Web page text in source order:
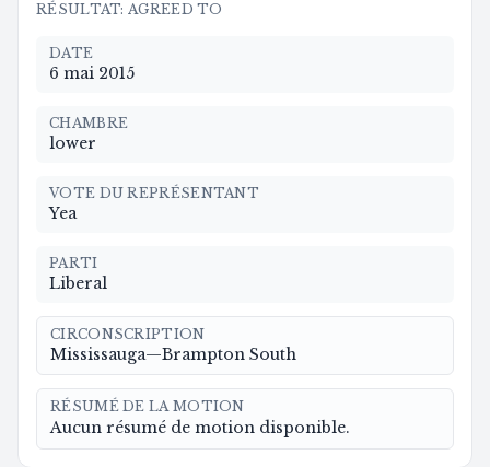
RÉSULTAT: AGREED TO
DATE
6 mai 2015
CHAMBRE
lower
VOTE DU REPRÉSENTANT
Yea
PARTI
Liberal
CIRCONSCRIPTION
Mississauga—Brampton South
RÉSUMÉ DE LA MOTION
Aucun résumé de motion disponible.